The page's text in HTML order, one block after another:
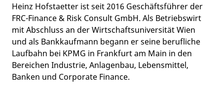
Heinz Hofstaetter ist seit 2016 Geschäftsführer der
FRC-Finance & Risk Consult GmbH. Als Betriebswirt
mit Abschluss an der Wirtschaftsuniversität Wien
und als Bankkaufmann begann er seine berufliche
Laufbahn bei KPMG in Frankfurt am Main in den
Bereichen Industrie, Anlagenbau, Lebensmittel,
Banken und Corporate Finance.